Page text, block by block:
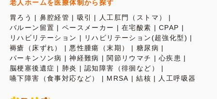
老人ホームを医療体制から探す
胃ろう
鼻腔経管 吸引
人工肛門（ストマ）
バルーン留置
ペースメーカー 在宅酸素
CPAP
リハビリテーション
リハビリテーション(超強化型)
褥瘡（床ずれ）
悪性腫瘍（末期）
糖尿病
パーキンソン病
神経難病 関節リウマチ
心疾患
脳梗塞後遺症
肺炎
認知障害（徘徊など）
嚥下障害（食事対応など）
MRSA 結核 人工呼吸器